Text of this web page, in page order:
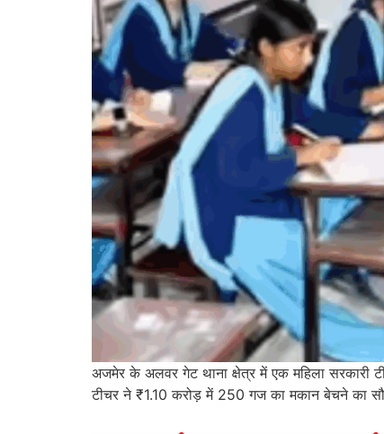
अजमेर के अलवर गेट थाना क्षेत्र में एक महिला सरकारी
टीचर ने ₹1.10 करोड़ में 250 गज का मकान बेचने का